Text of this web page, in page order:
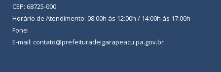
CEP: 68725-000
Horário de Atendimento: 08:00h às 12:00h / 14:00h às 17:00h
Fone:
E-mail: contato@prefeituradeigarapeacu.pa.gov.br